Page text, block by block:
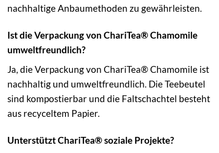
nachhaltige Anbaumethoden zu gewährleisten.
Ist die Verpackung von ChariTea® Chamomile
umweltfreundlich?
Ja, die Verpackung von ChariTea® Chamomile ist
nachhaltig und umweltfreundlich. Die Teebeutel
sind kompostierbar und die Faltschachtel besteht
aus recyceltem Papier.
Unterstützt ChariTea® soziale Projekte?